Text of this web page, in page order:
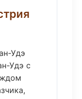
Удэ
Удэ с